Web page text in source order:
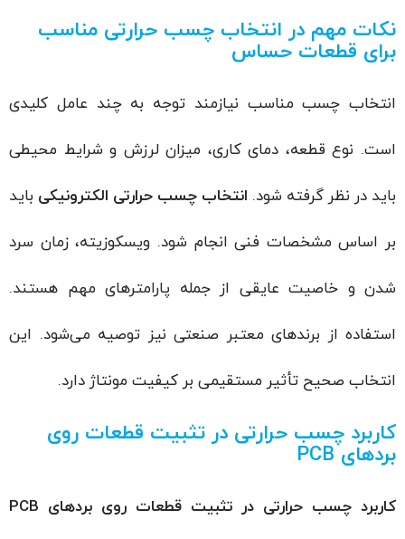
نکات مهم در انتخاب چسب حرارتی مناسب
برای قطعات حساس
انتخاب چسب مناسب نیازمند توجه به چند عامل کلیدی
است. نوع قطعه، دمای کاری، میزان لرزش و شرایط محیطی
باید در نظر گرفته شود. انتخاب چسب حرارتی الکترونیکیباید
بر اساس مشخصات فنی انجام شود. ویسکوزیته، زمان سرد
شدن و خاصیت عایقی از جمله پارامترهای مهم هستند.
استفاده از برندهای معتبر صنعتی نیز توصیه می‌شود. این
انتخاب صحیح تأثیر مستقیمی بر کیفیت مونتاژ دارد.
کاربرد چسب حرارتی در تثبیت قطعات روی
بردهای PCB
کاربرد چسب حرارتی در تثبیت قطعات روی بردهایPCB